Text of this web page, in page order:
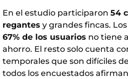
En el estudio participaron 54
regantes y grandes fincas.
67% de los usuarios no tiene
ahorro. El resto solo cuenta
temporales que son difíciles
todos los encuestados